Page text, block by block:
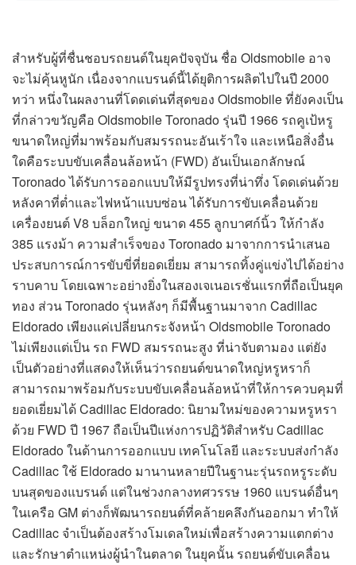
สำหรับผู้ที่ชื่นชอบรถยนต์ในยุคปัจจุบัน ชื่อ Oldsmobile อาจ
จะไม่คุ้นหูนัก เนื่องจากแบรนด์นี้ได้ยุติการผลิตไปในปี 2000
ทว่า หนึ่งในผลงานที่โดดเด่นที่สุดของ Oldsmobile ที่ยังคงเป็น
ที่กล่าวขวัญคือ Oldsmobile Toronado รุ่นปี 1966 รถคูเป้หรู
ขนาดใหญ่ที่มาพร้อมกับสมรรถนะอันเร้าใจ และเหนือสิ่งอื่น
ใดคือระบบขับเคลื่อนล้อหน้า (FWD) อันเป็นเอกลักษณ์
Toronado ได้รับการออกแบบให้มีรูปทรงที่น่าทึ่ง โดดเด่นด้วย
หลังคาที่ต่ำและไฟหน้าแบบซ่อน ได้รับการขับเคลื่อนด้วย
เครื่องยนต์ V8 บล็อกใหญ่ ขนาด 455 ลูกบาศก์นิ้ว ให้กำลัง
385 แรงม้า ความสำเร็จของ Toronado มาจากการนำเสนอ
ประสบการณ์การขับขี่ที่ยอดเยี่ยม สามารถทิ้งคู่แข่งไปได้อย่าง
ราบคาบ โดยเฉพาะอย่างยิ่งในสองเจเนอเรชั่นแรกที่ถือเป็นยุค
ทอง ส่วน Toronado รุ่นหลังๆ ก็มีพื้นฐานมาจาก Cadillac
Eldorado เพียงแค่เปลี่ยนกระจังหน้า Oldsmobile Toronado
ไม่เพียงแต่เป็น รถ FWD สมรรถนะสูง ที่น่าจับตามอง แต่ยัง
เป็นตัวอย่างที่แสดงให้เห็นว่ารถยนต์ขนาดใหญ่หรูหราก็
สามารถมาพร้อมกับระบบขับเคลื่อนล้อหน้าที่ให้การควบคุมที่
ยอดเยี่ยมได้ Cadillac Eldorado: นิยามใหม่ของความหรูหรา
ด้วย FWD ปี 1967 ถือเป็นปีแห่งการปฏิวัติสำหรับ Cadillac
Eldorado ในด้านการออกแบบ เทคโนโลยี และระบบส่งกำลัง
Cadillac ใช้ Eldorado มานานหลายปีในฐานะรุ่นรถหรูระดับ
บนสุดของแบรนด์ แต่ในช่วงกลางทศวรรษ 1960 แบรนด์อื่นๆ
ในเครือ GM ต่างก็พัฒนารถยนต์ที่คล้ายคลึงกันออกมา ทำให้
Cadillac จำเป็นต้องสร้างโมเดลใหม่เพื่อสร้างความแตกต่าง
และรักษาตำแหน่งผู้นำในตลาด ในยุคนั้น รถยนต์ขับเคลื่อน